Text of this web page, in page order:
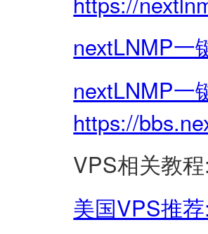
nextLNMP
nextLNMP一
https://
VPS相关教程:
美国VPS推荐: